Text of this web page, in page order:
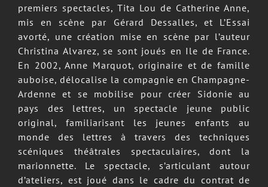
premiers spectacles, Tita Lou de Catherine Anne,
mis en scène par Gérard Dessalles, et L’Essai
avorté, une création mise en scène par l’auteur
Christina Alvarez, se sont joués en Ile de France.
En 2002, Anne Marquot, originaire et de famille
auboise, délocalise la compagnie en Champagne-
Ardenne et se mobilise pour créer Sidonie au
pays des lettres, un spectacle jeune public
original, familiarisant les jeunes enfants au
monde des lettres à travers des techniques
scéniques théâtrales spectaculaires, dont la
marionnette. Le spectacle, s’articulant autour
d’ateliers, est joué dans le cadre du contrat de